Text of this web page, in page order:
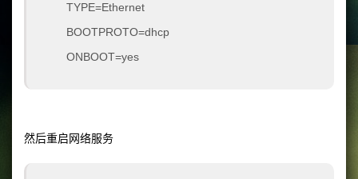
TYPE=Ethernet
BOOTPROTO=dhcp
ONBOOT=yes
然后重启网络服务